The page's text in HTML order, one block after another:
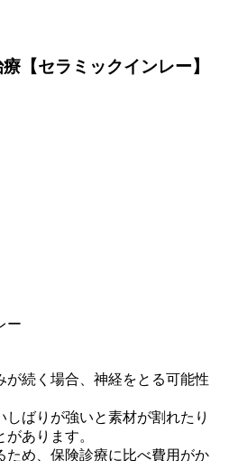
【セラミックインレー】
ー
が続く場合、神経をとる可能性
しばりが強いと素材が割れたり
あります。
ため、保険診療に比べ費用がか